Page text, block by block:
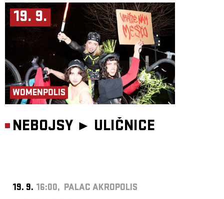
19. 9.
WOMENPOLIS
NEBOJSY ► ULIČNICE
19. 9. 16:00, PALAC AKROPOLIS